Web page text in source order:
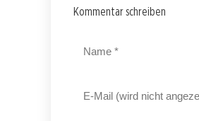
Kommentar schreiben